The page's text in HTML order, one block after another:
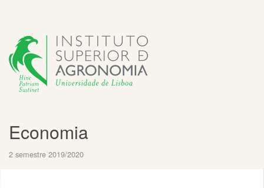
Economia
2 semestre 2019/2020